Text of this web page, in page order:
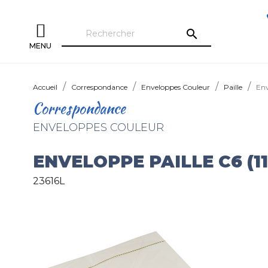
MENU
search
Accueil Correspondance Enveloppes Couleur Paille
Correspondance
ENVELOPPES COULEUR
ENVELOPPE PAILLE C6
23616L